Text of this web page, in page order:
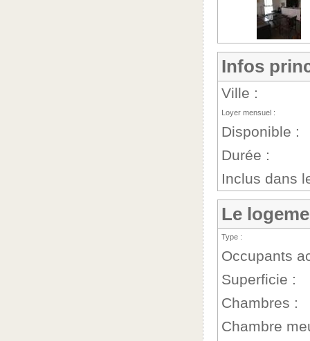
Infos
Ville :
Loyer mensuel :
Disponible :
Durée :
Inclus dans
Le
Type :
Occupants
Superficie :
Chambres :
Chambre